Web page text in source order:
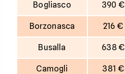
Bogliasco 390 €
Borzonasca 216 €
Busalla 638 €
Camogli 381 €